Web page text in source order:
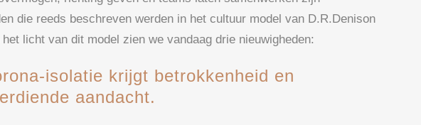
die reeds beschreven werden in het cultuur model van D.R.Denison
licht van dit model zien we vandaag drie nieuwigheden:
isolatie krijgt betrokkenheid en
aandacht.